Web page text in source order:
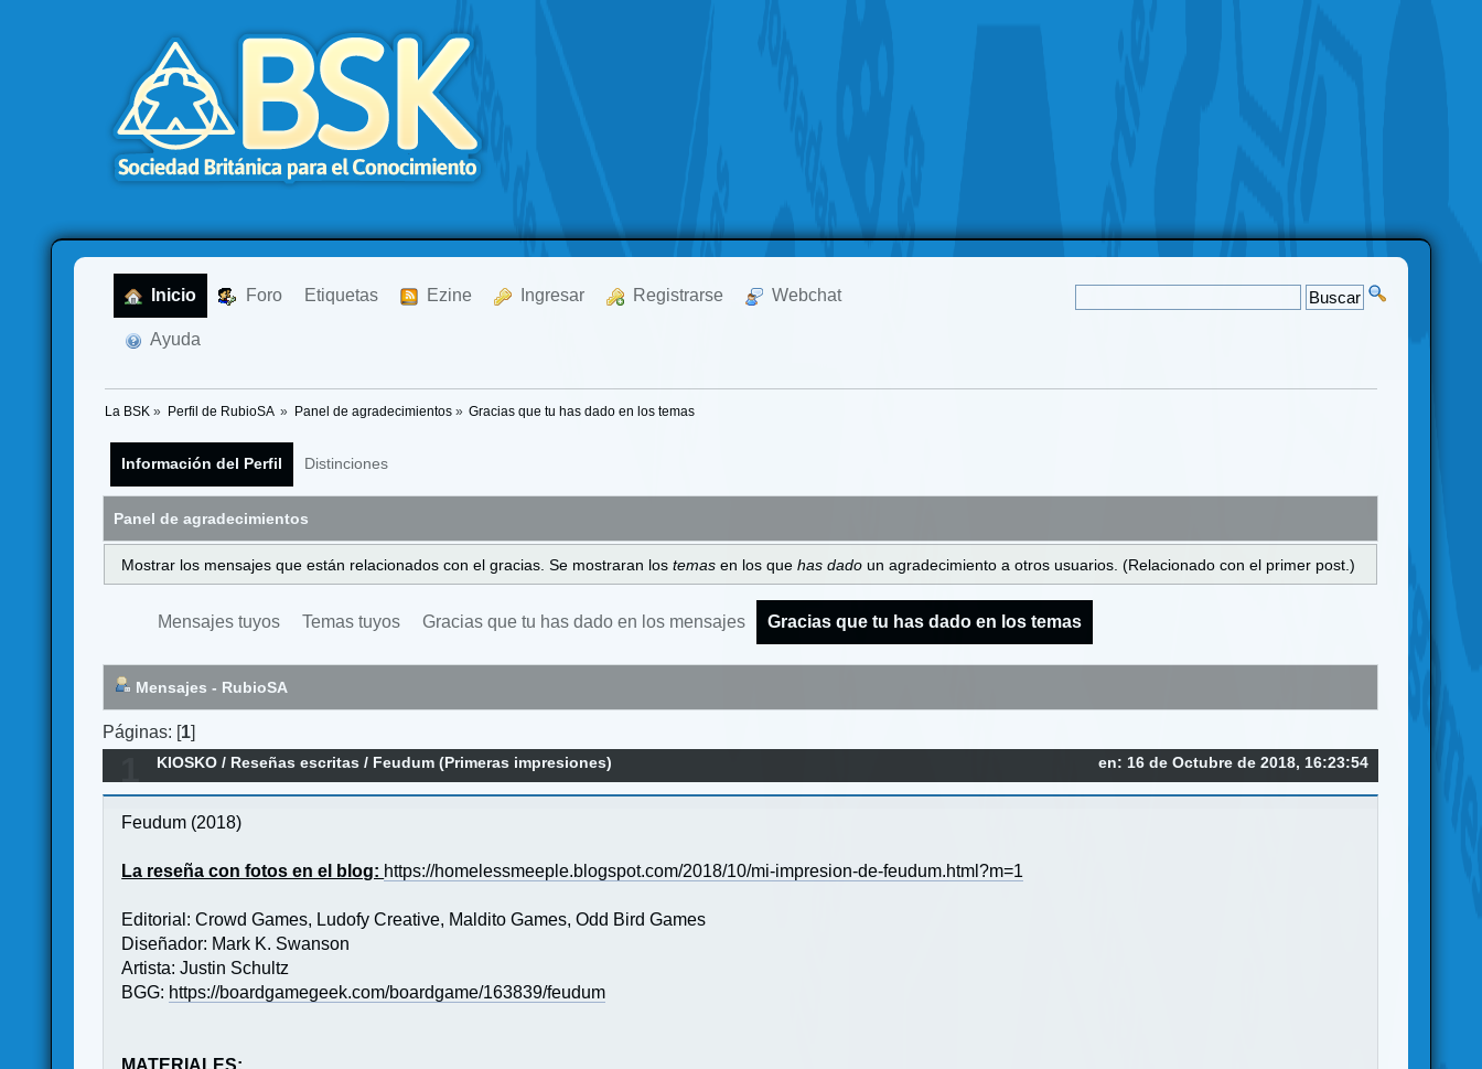
Inicio Foro Etiquetas Ezine Ingresar Registrarse Webchat
Ayuda
La BSK » Perfil de RubioSA » Panel de agradecimientos» Gracias que tu has dado en los temas
Información del Perfil Distinciones
Panel de agradecimientos
Mostrar los mensajes que están relacionados con el gracias. Se mostraran los temas en los que has dado un agradecimiento a otros usuarios. (Relacionado con el primer post.)
Mensajes tuyos Temas tuyos Gracias que tu has dado en los mensajes Gracias que tu has dado en los temas
Mensajes - RubioSA
Páginas: [1]
en: 16 de Octubre de 2018, 16:23:54
KIOSKO / Reseñas escritas / Feudum (Primeras impresiones)
Feudum (2018)
La reseña con fotos en el blog: https://homelessmeeple.blogspot.com/2018/10/mi-impresion-de-feudum.html?m=1
Editorial: Crowd Games, Ludofy Creative, Maldito Games, Odd Bird Games
Diseñador: Mark K. Swanson
Artista: Justin Schultz
BGG: https://boardgamegeek.com/boardgame/163839/feudum
MATERIALES: